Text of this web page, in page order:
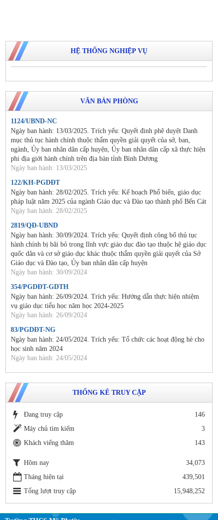
HỆ THỐNG NGHIỆP VỤ
VĂN BẢN PHÒNG
1124/UBND-NC
Ngày ban hành: 13/03/2025. Trích yếu: Quyết đinh phê duyệt Danh
mục thủ tục hành chính thuộc thẩm quyền giải quyết của sở, ban,
ngành, Ủy ban nhân dân cấp huyện, Ủy ban nhân dân cấp xã thực hiện
phi địa giới hành chính trên địa bàn tỉnh Bình Dương
Ngày ban hành: 13/03/2025
122/KH-PGDĐT
Ngày ban hành: 28/02/2025. Trích yếu: Kế hoạch Phổ biến, giáo dục
pháp luật năm 2025 của ngành Giáo dục và Đào tạo thành phố Bến Cát
Ngày ban hành: 28/02/2025
2819/QĐ-UBND
Ngày ban hành: 30/09/2024. Trích yếu: Quyết định công bố thủ tục
hành chính bị bãi bỏ trong lĩnh vực giáo dục đào tạo thuộc hệ giáo dục
quốc dân và cơ sở giáo dục khác thuộc thẩm quyền giải quyết của Sở
Giáo dục và Đào tạo, Ủy ban nhân dân cấp huyện
Ngày ban hành: 30/09/2024
354/PGDĐT-GDTH
Ngày ban hành: 26/09/2024. Trích yếu: Hướng dẫn thực hiện nhiệm
vụ giáo dục tiểu học năm học 2024-2025
Ngày ban hành: 26/09/2024
83/PGDĐT-NG
Ngày ban hành: 24/05/2024. Trích yếu: Tổ chức các hoạt động hè cho
học sinh năm 2024
Ngày ban hành: 24/05/2024
THỐNG KÊ TRUY CẬP
Đang truy cập
146
Máy chủ tìm kiếm
3
Khách viếng thăm
143
Hôm nay
34,073
Tháng hiện tại
439,501
Tổng lượt truy cập
15,948,252